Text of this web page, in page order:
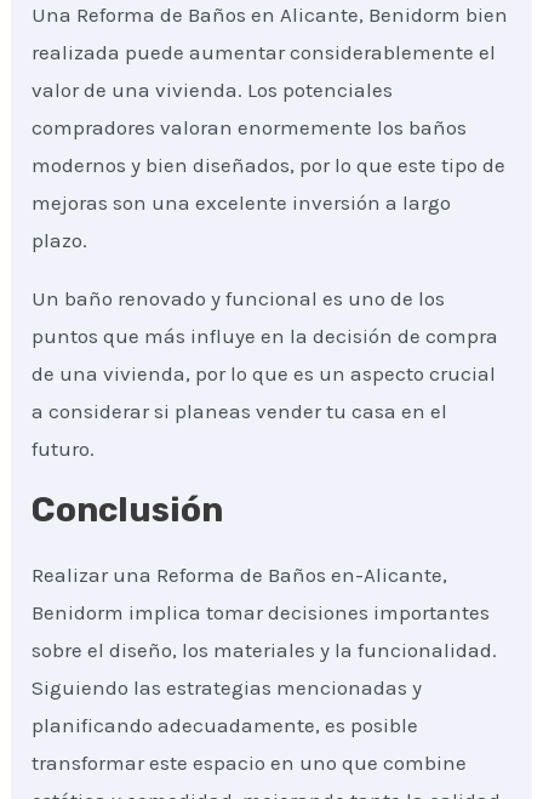
Una Reforma de Baños en Alicante, Benidorm bien
realizada puede aumentar considerablemente el
valor de una vivienda. Los potenciales
compradores valoran enormemente los baños
modernos y bien diseñados, por lo que este tipo de
mejoras son una excelente inversión a largo
plazo.
Un baño renovado y funcional es uno de los
puntos que más influye en la decisión de compra
de una vivienda, por lo que es un aspecto crucial
a considerar si planeas vender tu casa en el
futuro.
Conclusión
Realizar una Reforma de Baños en-Alicante,
Benidorm implica tomar decisiones importantes
sobre el diseño, los materiales y la funcionalidad.
Siguiendo las estrategias mencionadas y
planificando adecuadamente, es posible
transformar este espacio en uno que combine